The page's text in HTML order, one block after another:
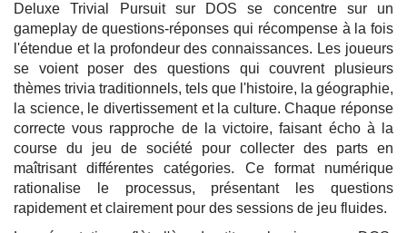
Deluxe Trivial Pursuit sur DOS se concentre sur un
gameplay de questions-réponses qui récompense à la fois
l'étendue et la profondeur des connaissances. Les joueurs
se voient poser des questions qui couvrent plusieurs
thèmes trivia traditionnels, tels que l'histoire, la géographie,
la science, le divertissement et la culture. Chaque réponse
correcte vous rapproche de la victoire, faisant écho à la
course du jeu de société pour collecter des parts en
maîtrisant différentes catégories. Ce format numérique
rationalise le processus, présentant les questions
rapidement et clairement pour des sessions de jeu fluides.